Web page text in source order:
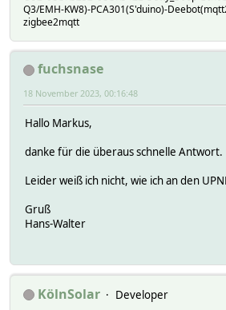
Q3/EMH-KW8)-PCA301(S'duino)-
zigbee2mqtt
fuchsnase
18 November 2023, 00:16:48
Hallo Markus,
danke für die überaus schnelle Antwort.
Leider weiß ich nicht, wie ich an den
Gruß
Hans-Walter
KölnSolar
Developer